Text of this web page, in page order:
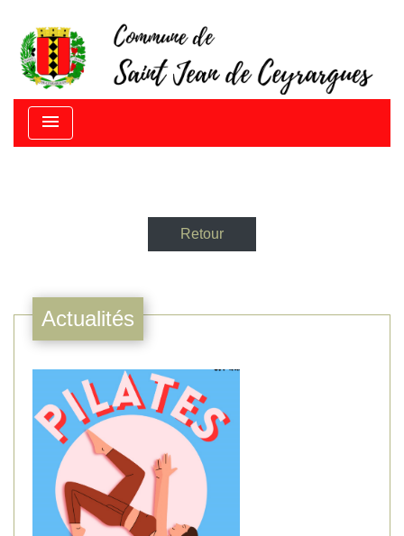
menu
Retour
Actualités